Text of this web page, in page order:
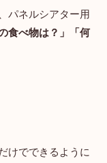
パネルシアター用
食べ物は？」「何
けでできるように